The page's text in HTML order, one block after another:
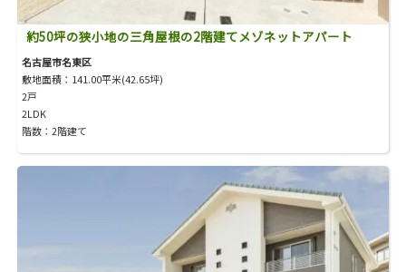
約50坪の狭小地の三角屋根の2階建てメゾネットアパート
名古屋市名東区
敷地面積：141.00平米(42.65坪)
2戸
2LDK
階数：2階建て